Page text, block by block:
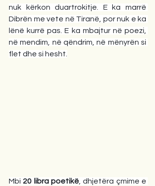
nuk kërkon duartrokitje. E ka marrë
Dibrën me vete në Tiranë, por nuk e ka
lënë kurrë pas. E ka mbajtur në poezi,
në mendim, në qëndrim, në mënyrën si
flet dhe si hesht.
Mbi 20 libra poetikë , dhjetëra çmime e